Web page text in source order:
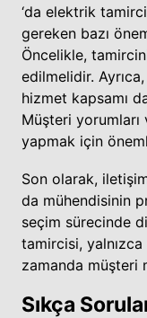
‘da elektrik
gereken bazı
Öncelikle,
edilmelidir.
hizmet kapsamı
Müşteri
yapmak için
Son olarak,
da mühendisinin
seçim sürecinde
tamircisi,
zamanda müşteri
Sıkça